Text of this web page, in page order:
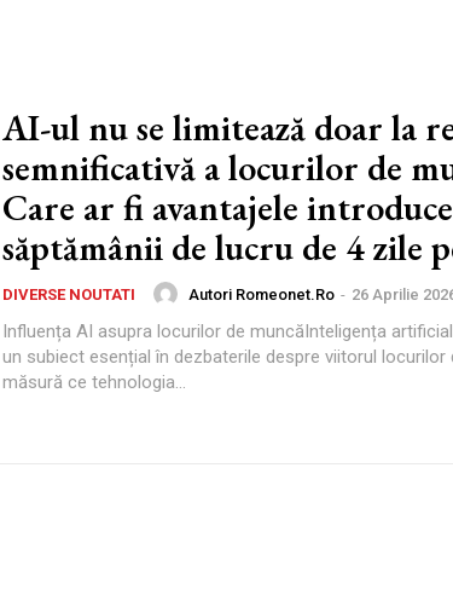
AI-ul nu se limitează doar la
semnificativă a locurilor de
Care ar fi avantajele
săptămânii de lucru de 4 zile
DIVERSE NOUTATI Autori Romeonet.ro - 26 Aprilie
Influența AI asupra locurilor de muncăInteligența
un subiect esențial în dezbaterile despre viitorul locurilor
măsură ce tehnologia...